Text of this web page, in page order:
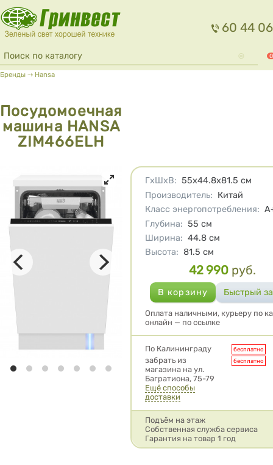
Перейти к основному содержанию
60 44 06
Форма поиска
Поиск 0
Вы здесь
Бренды ⇢ Hansa
Посудомоечная
машина HANSA
ZIM466ELH
Характеристики
ГхШхВ: 55х44.8х81.5 см
Производитель: Китай
Класс энергопотребления:
Глубина: 55 см
Ширина: 44.8 см
Высота: 81.5 см
Цена
42 990 руб.
Оплата наличными, курьеру по
онлайн — по ссылке
Условия доставки
По Калининграду бесплатно
забрать из
магазина на ул.
Багратиона, 75-79
бесплатно
Ещё способы
доставки
Подъём на этаж
Собственная служба сервиса
Гарантия на товар 1 год